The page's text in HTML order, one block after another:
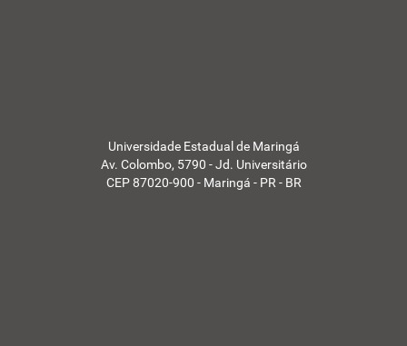
Universidade Estadual de Maringá
Av. Colombo, 5790 - Jd. Universitário
CEP 87020-900 - Maringá - PR - BR